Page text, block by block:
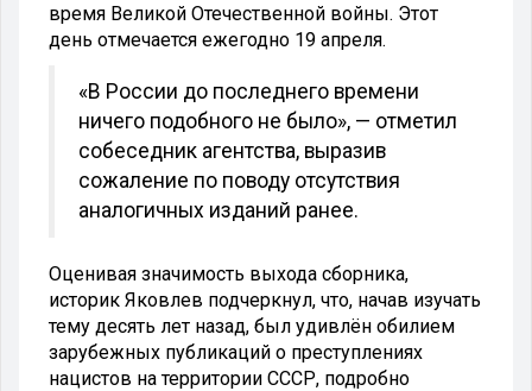
время Великой Отечественной войны. Этот
день отмечается ежегодно 19 апреля.
«В России до последнего времени
ничего подобного не было», — отметил
собеседник агентства, выразив
сожаление по поводу отсутствия
аналогичных изданий ранее.
Оценивая значимость выхода сборника,
историк Яковлев подчеркнул, что, начав изучать
тему десять лет назад, был удивлён обилием
зарубежных публикаций о преступлениях
нацистов на территории СССР, подробно